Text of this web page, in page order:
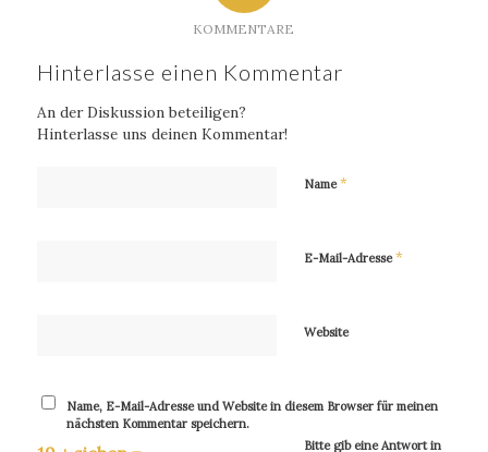
KOMMENTARE
Hinterlasse einen Kommentar
An der Diskussion beteiligen?
Hinterlasse uns deinen Kommentar!
Name*
E-Mail-Adresse*
Website
Name, E-Mail-Adresse und Website in diesem Browser für meinen
nächsten Kommentar speichern.
Bitte gib eine Antwort in